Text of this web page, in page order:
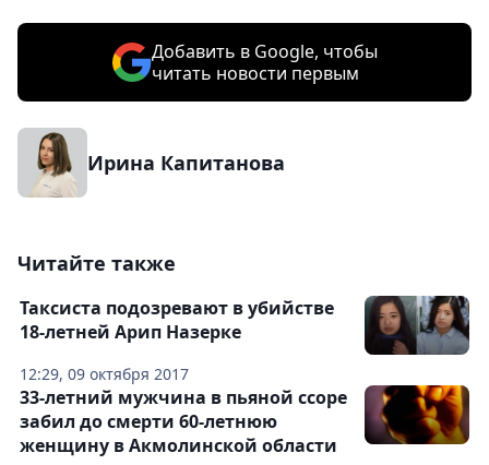
Добавить в Google, чтобы
читать новости первым
Ирина Капитанова
Читайте также
12:29, 09 октября 2017
Таксиста подозревают в убийстве
18-летней Арип Назерке
33-летний мужчина в пьяной ссоре
забил до смерти 60-летнюю
женщину в Акмолинской области